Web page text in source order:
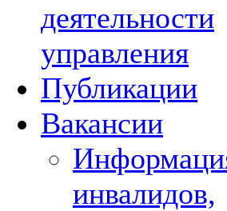
деятельности
управления
Публикации
Вакансии
инвалидов,